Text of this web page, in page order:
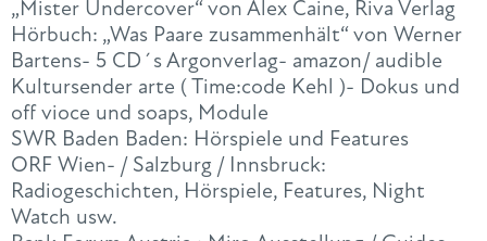
„Mister Undercover“ von Alex Caine, Riva Verlag
Hörbuch: „Was Paare zusammenhält“ von Werner
Bartens- 5 CD´s Argonverlag- amazon/ audible
Kultursender arte ( Time:code Kehl )- Dokus und
off vioce und soaps, Module
SWR Baden Baden: Hörspiele und Features
ORF Wien- / Salzburg / Innsbruck:
Radiogeschichten, Hörspiele, Features, Night
Watch usw.